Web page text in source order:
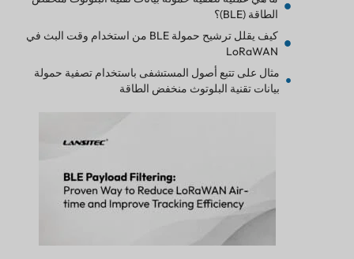
LoRaWAN
مثال على تتبع أصول المستشفى باستخدام تصفية حمولة
بيانات تقنية البلوتوث منخفض الطاقة
كيف تعمل خاصية تصفية الحمولة على إطالة عمر بطارية
لماذا لا تؤدي زيادة بيانات التتبع دائمًا إلى تحسين الرؤية؟
كيف تعمل عملية تصفية حمولة بيانات تقنية البلوتوث
أفضل الممارسات لتصفية حمولات بيانات تقنية البلوتوث
منخفض الطاقة
أخطاء شائعة في تصفية حمولات بيانات البلوتوث منخفض
ما هي عملية تصفية حمولة بيانات تقنية البلوتوث منخفض